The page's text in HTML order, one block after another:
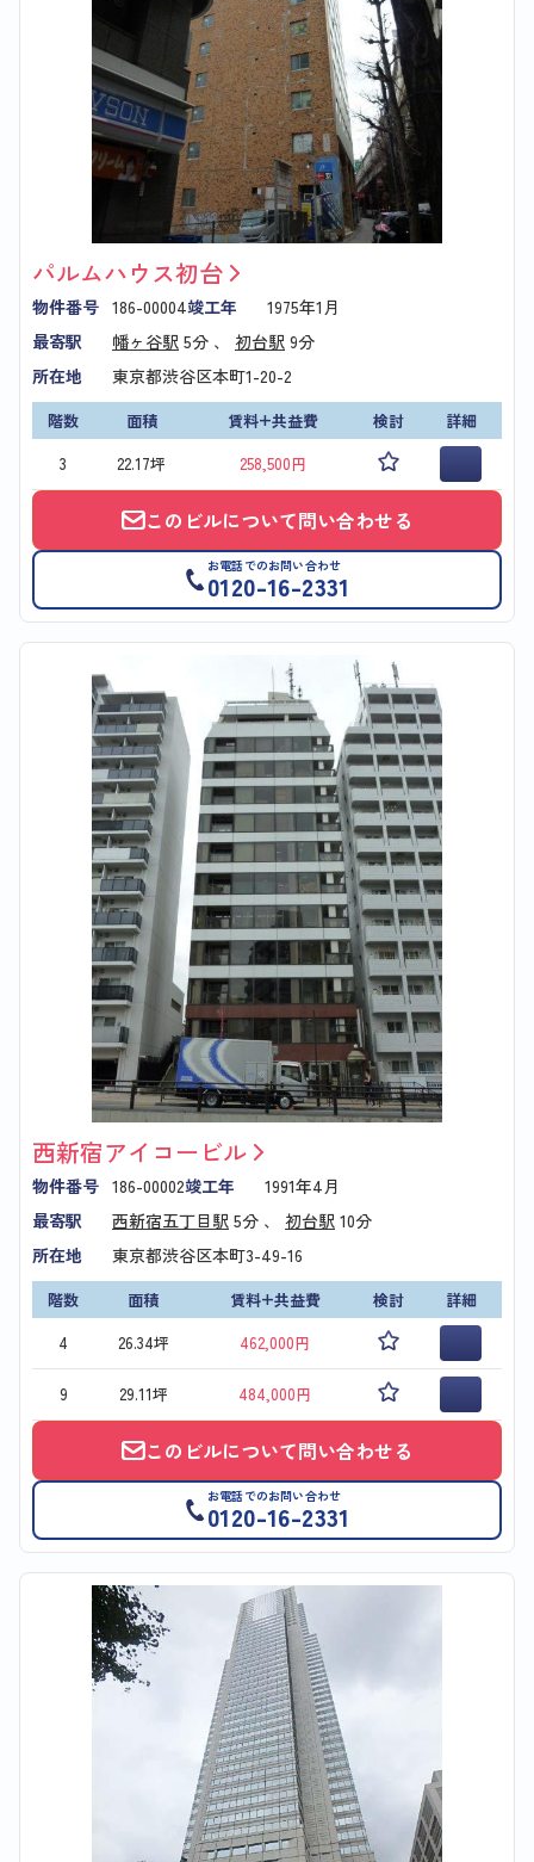
パルムハウス初台
物件番号 186-00004竣工年
1975年1月
最寄駅
幡ヶ谷駅 5分 、 初台駅 9分
所在地
東京都渋谷区本町1-20-2
階数 面積 賃料+共益費 検討
詳細
3
22.17坪 258,500円
このビルについて問い合わせる
お電話でのお問い合わせ
0120-16-2331
西新宿アイコービル
物件番号 186-00002竣工年
1991年4月
最寄駅
西新宿五丁目駅 5分 、 初台駅 10分
所在地
東京都渋谷区本町3-49-16
階数 面積 賃料+共益費 検討
詳細
4
26.34坪 462,000円
9 29.11坪 484,000円
このビルについて問い合わせる
お電話でのお問い合わせ
0120-16-2331